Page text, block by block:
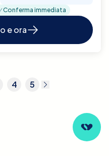
Conferma immediata
e ora
4 5